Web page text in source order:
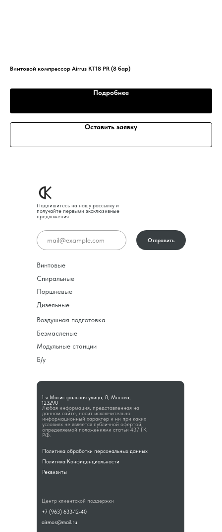
Винтовой компрессор Airrus KT18 PR (8 бар)
Подробнее
Оставить заявку
Любая информация, представленная на
данном сайте, носит исключительно
информационный характер и ни при каких
условиях не является публичной офертой,
определяемой положениями статьи 437 ГК
РФ.
1-я Магистральная улица, 8, Москва,
123290
Подпишитесь на нашу рассылку и
получайте первыми эксклюзивные
предложения
Винтовые
Спиральные
Поршневые
Дизельные
Воздушная подготовка
Безмасленые
Модульные станции
Б/у
Политика обработки персональных данных
Политика Конфиденциальности
Реквизиты
Центр клиентской поддержки
+7 (963) 633-12-40
airmos@mail.ru
Отправить